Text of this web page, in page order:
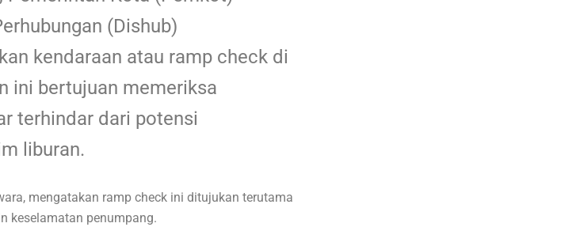
(Dishub)
kendaraan atau ramp check di
ini bertujuan memeriksa
terhindar dari potensi
liburan.
mengatakan ramp check ini ditujukan terutama
keselamatan penumpang.